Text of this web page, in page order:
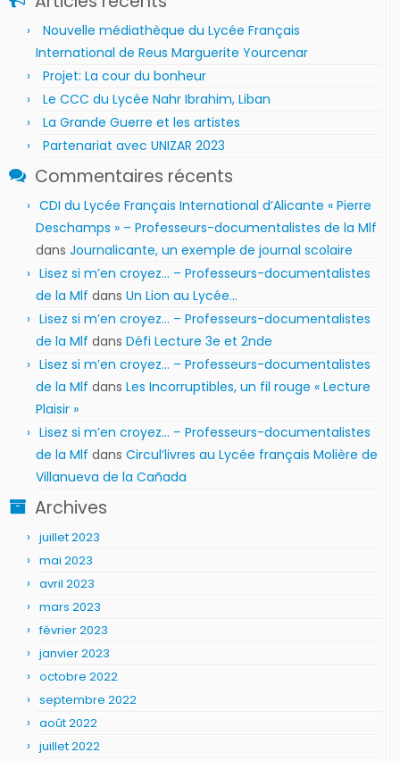
Nouvelle médiathèque du Lycée Français
International de Reus Marguerite Yourcenar
Projet: La cour du bonheur
Le CCC du Lycée Nahr Ibrahim, Liban
La Grande Guerre et les artistes
Partenariat avec UNIZAR 2023
Commentaires récents
CDI du Lycée Français International d’Alicante « Pierre
Deschamps » – Professeurs-documentalistes de la Mlf
dans Journalicante, un exemple de journal scolaire
Lisez si m’en croyez… – Professeurs-documentalistes
de la Mlf dans Un Lion au Lycée…
Lisez si m’en croyez… – Professeurs-documentalistes
de la Mlf dans Défi Lecture 3e et 2nde
Lisez si m’en croyez… – Professeurs-documentalistes
de la Mlf dans Les Incorruptibles, un fil rouge « Lecture
Plaisir »
Lisez si m’en croyez… – Professeurs-documentalistes
de la Mlf dans Circul’livres au Lycée français Molière de
Villanueva de la Cañada
Archives
juillet 2023
mai 2023
avril 2023
mars 2023
février 2023
janvier 2023
octobre 2022
septembre 2022
août 2022
juillet 2022